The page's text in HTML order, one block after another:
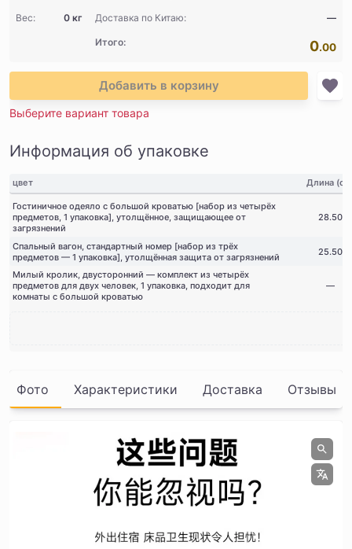
Вес: 0 кг Доставка по Китаю: —
Итого: 0.00
Добавить в корзину
Выберите вариант товара
Информация об упаковке
цвет Длина
Гостиничное одеяло с большой кроватью [набор из четырёх
предметов, 1 упаковка], утолщённое, защищающее от
загрязнений
28.50
Спальный вагон, стандартный номер [набор из трёх
предметов — 1 упаковка], утолщённая защита от загрязнений
25.50
Милый кролик, двусторонний — комплект из четырёх
предметов для двух человек, 1 упаковка, подходит для
комнаты с большой кроватью
—
Фото Характеристики Доставка Отзывы